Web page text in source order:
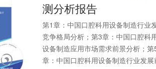
测分析报告
第1章：中国口腔科用设备制造行业
竞争格局分析；第3章：中国口腔科
设备制造应用市场需求前景分析；
章：中国口腔科用设备制造行业发